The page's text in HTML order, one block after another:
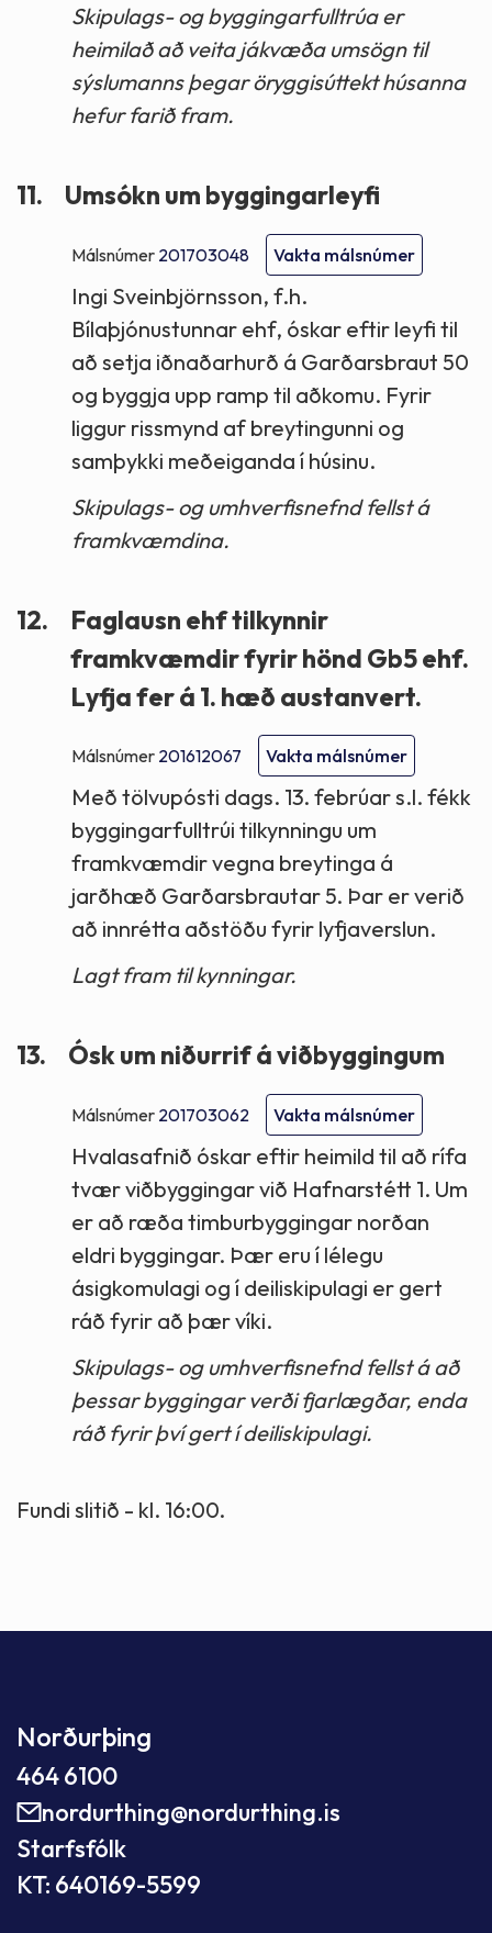
Skipulags- og byggingarfulltrúa er
heimilað að veita jákvæða umsögn til
sýslumanns þegar öryggisúttekt húsanna
hefur farið fram.
11. Umsókn um byggingarleyfi
Málsnúmer 201703048 Vakta málsnúmer
Ingi Sveinbjörnsson, f.h.
Bílaþjónustunnar ehf, óskar eftir leyfi til
að setja iðnaðarhurð á Garðarsbraut 50
og byggja upp ramp til aðkomu. Fyrir
liggur rissmynd af breytingunni og
samþykki meðeiganda í húsinu.
Skipulags- og umhverfisnefnd fellst á
framkvæmdina.
12.
Faglausn ehf tilkynnir
framkvæmdir fyrir hönd Gb5 ehf.
Lyfja fer á 1. hæð austanvert.
Málsnúmer 201612067 Vakta málsnúmer
Með tölvupósti dags. 13. febrúar s.l. fékk
byggingarfulltrúi tilkynningu um
framkvæmdir vegna breytinga á
jarðhæð Garðarsbrautar 5. Þar er verið
að innrétta aðstöðu fyrir lyfjaverslun.
Lagt fram til kynningar.
13. Ósk um niðurrif á viðbyggingum
Málsnúmer 201703062 Vakta málsnúmer
Hvalasafnið óskar eftir heimild til að rífa
tvær viðbyggingar við Hafnarstétt 1. Um
er að ræða timburbyggingar norðan
eldri byggingar. Þær eru í lélegu
ásigkomulagi og í deiliskipulagi er gert
ráð fyrir að þær víki.
Skipulags- og umhverfisnefnd fellst á að
þessar byggingar verði fjarlægðar, enda
ráð fyrir því gert í deiliskipulagi.
Fundi slitið - kl. 16:00.
Norðurþing
464 6100
nordurthing@nordurthing.is
Starfsfólk
KT: 640169-5599